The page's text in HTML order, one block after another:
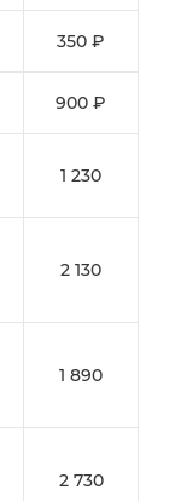
350 ₽
900 ₽
1 230
2 130
1 890
2 730